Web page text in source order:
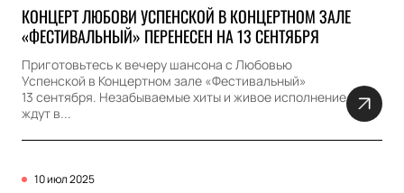
КОНЦЕРТ ЛЮБОВИ УСПЕНСКОЙ В КОНЦЕРТНОМ ЗАЛЕ
«ФЕСТИВАЛЬНЫЙ» ПЕРЕНЕСЕН НА 13 СЕНТЯБРЯ
Приготовьтесь к вечеру шансона с Любовью
Успенской в Концертном зале «Фестивальный»
13 сентября. Незабываемые хиты и живое исполнение
ждут в...
10 июл 2025